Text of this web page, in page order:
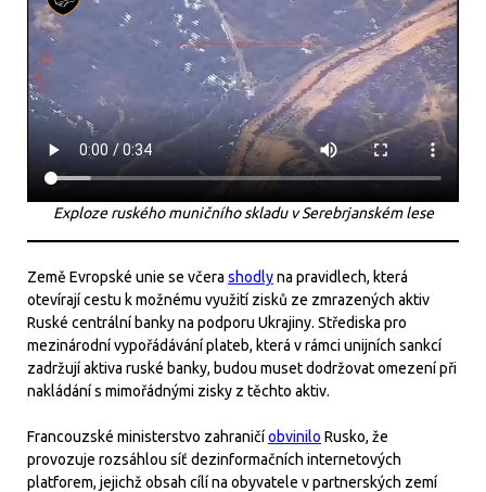
Exploze ruského muničního skladu v Serebrjanském lese
Země Evropské unie se včera shodlyna pravidlech, která
otevírají cestu k možnému využití zisků ze zmrazených aktiv
Ruské centrální banky na podporu Ukrajiny. Střediska pro
mezinárodní vypořádávání plateb, která v rámci unijních sankcí
zadržují aktiva ruské banky, budou muset dodržovat omezení při
nakládání s mimořádnými zisky z těchto aktiv.
Francouzské ministerstvo zahraničíobvinilo Rusko, že
provozuje rozsáhlou síť dezinformačních internetových
platforem, jejichž obsah cílí na obyvatele v partnerských zemí